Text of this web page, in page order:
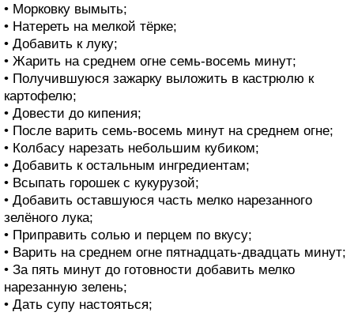
• Морковку вымыть;
• Натереть на мелкой тёрке;
• Добавить к луку;
• Жарить на среднем огне семь-восемь минут;
• Получившуюся зажарку выложить в кастрюлю к
картофелю;
• Довести до кипения;
• После варить семь-восемь минут на среднем огне;
• Колбасу нарезать небольшим кубиком;
• Добавить к остальным ингредиентам;
• Всыпать горошек с кукурузой;
• Добавить оставшуюся часть мелко нарезанного
зелёного лука;
• Приправить солью и перцем по вкусу;
• Варить на среднем огне пятнадцать-двадцать минут;
• За пять минут до готовности добавить мелко
нарезанную зелень;
• Дать супу настояться;